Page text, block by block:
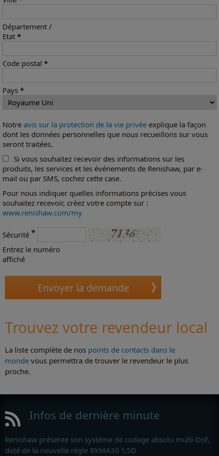
Département /
Etat *
Code postal *
Pays *
Notre avis sur la protection de la vie privée explique la façon
dont les données personnelles que nous recueillons sur vous
seront traitées.
Si vous souhaitez recevoir des informations sur les
produits, les services et les événements de Renishaw, par e-
mail ou par SMS, cochez cette case.
Pour nous indiquer quelles informations précises vous
souhaitez recevoir, créez votre compte sur :
www.renishaw.com/my
Sécurité *
Entrez le numéro
affiché
Trouvez votre revendeur local
La liste complète de nos points de contacts dans le
monde vous permettra de trouver le revendeur le plus
proche.
Infos de dernière minute
Renishaw présente son système de codage absolu multi-Dof,
doté de la nouvelle règle RXMA30 1,5D